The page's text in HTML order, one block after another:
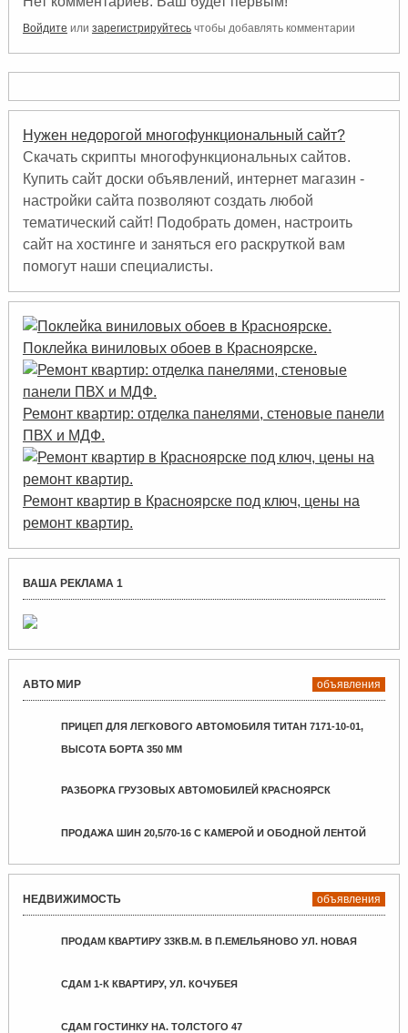
Войдите или зарегистрируйтесьчтобы добавлять комментарии
Нужен недорогой многофункциональный сайт?
Скачать скрипты многофункциональных сайтов.
Купить сайт доски объявлений, интернет магазин -
настройки сайта позволяют создать любой
тематический сайт! Подобрать домен, настроить
сайт на хостинге и заняться его раскруткой вам
помогут наши специалисты.
Поклейка виниловых обоев в Красноярске.
Ремонт квартир: отделка панелями, стеновые панели
ПВХ и МДФ.
Ремонт квартир в Красноярске под ключ, цены на
ремонт квартир.
ВАША РЕКЛАМА 1
АВТО МИР объявления
ПРИЦЕП ДЛЯ ЛЕГКОВОГО АВТОМОБИЛЯ ТИТАН 7171-10-01,
ВЫСОТА БОРТА 350 ММ
РАЗБОРКА ГРУЗОВЫХ АВТОМОБИЛЕЙ КРАСНОЯРСК
ПРОДАЖА ШИН 20,5/70-16 С КАМЕРОЙ И ОБОДНОЙ ЛЕНТОЙ
НЕДВИЖИМОСТЬ объявления
ПРОДАМ КВАРТИРУ 33КВ.М. В П.ЕМЕЛЬЯНОВО УЛ. НОВАЯ
СДАМ 1-К КВАРТИРУ, УЛ. КОЧУБЕЯ
СДАМ ГОСТИНКУ НА. ТОЛСТОГО 47